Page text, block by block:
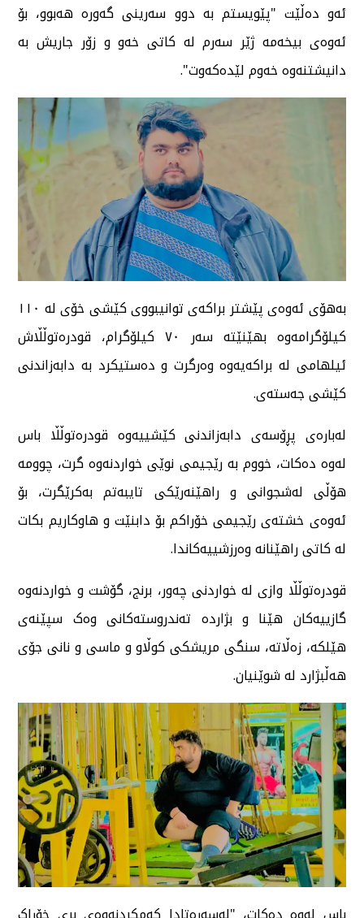
ئەو دەڵێت "پێویستم بە دوو سەرینی گەورە هەبوو، بۆ
ئەوەی بیخەمە ژێر سەرم لە کاتی خەو و زۆر جاریش بە
دانیشتنەوە خەوم لێدەکەوت".
بەهۆی ئەوەی پێشتر براکەی توانیبووی کێشی خۆی لە ١١٠
کیلۆگرامەوە بهێنێتە سەر ٧٠ کیلۆگرام، قودرەتوڵڵاش
ئیلهامی لە براکەیەوە وەرگرت و دەستیکرد بە دابەزاندنی
کێشی جەستەی.
لەبارەی پڕۆسەی دابەزاندنی کێشییەوە قودرەتوڵڵا باس
لەوە دەکات، خووم بە رێجیمی نوێی خواردنەوە گرت، چوومە
هۆڵی لەشجوانی و راهێنەرێکی تایبەتم بەکرێگرت، بۆ
ئەوەی خشتەی رێجیمی خۆراکم بۆ دابنێت و هاوکاریم بکات
لە کاتی راهێنانە وەرزشییەکاندا.
قودرەتوڵڵا وازی لە خواردنی چەور، برنج، گۆشت و خواردنەوە
گازییەکان هێنا و بژاردە تەندروستەکانی وەک سپێنەی
هێلکە، زەڵاتە، سنگی مریشکی کوڵاو و ماسی و نانی جۆی
هەڵبژارد لە شوێنیان.